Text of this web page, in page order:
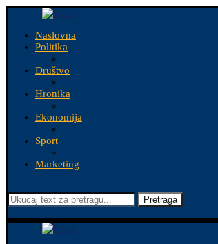
Naslovna
Politika
Društvo
Hronika
Ekonomija
Sport
Marketing
Pretraga